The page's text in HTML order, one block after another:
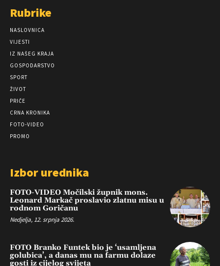
Rubrike
NASLOVNICA
VIJESTI
IZ NAŠEG KRAJA
GOSPODARSTVO
SPORT
ŽIVOT
PRIČE
CRNA KRONIKA
FOTO-VIDEO
PROMO
Izbor urednika
FOTO-VIDEO Močilski župnik mons.
Leonard Markač proslavio zlatnu misu u
rodnom Goričanu
Nedjelja, 12. srpnja 2026.
FOTO Branko Funtek bio je ‘usamljena
golubica’, a danas mu na farmu dolaze
gosti iz cijelog svijeta